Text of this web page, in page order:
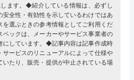
ます。◆紹介している情報は、必ずし
安全性・有効性を示しているわけではあ
を選ぶときの参考情報としてご利用くだ
ックは、メーカーやサービス事業者の
にしています。◆記事内容は記事作成時
サービスのリニューアルによって仕様や
いたり、販売・提供が中止されている場